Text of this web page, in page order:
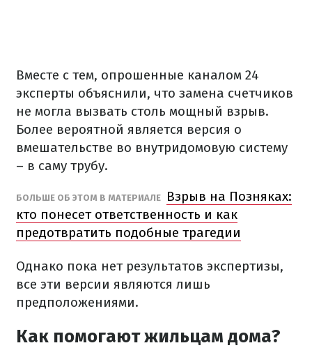
Вместе с тем, опрошенные каналом 24
эксперты объяснили, что замена счетчиков
не могла вызвать столь мощный взрыв.
Более вероятной является версия о
вмешательстве во внутридомовую систему
– в саму трубу.
БОЛЬШЕ ОБ ЭТОМ В МАТЕРИАЛЕ
Взрыв на Позняках:
кто понесет ответственность и как
предотвратить подобные трагедии
Однако пока нет результатов экспертизы,
все эти версии являются лишь
предположениями.
Как помогают жильцам дома?